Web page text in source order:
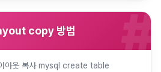
copy 방법 #
아웃 복사 mysql create table